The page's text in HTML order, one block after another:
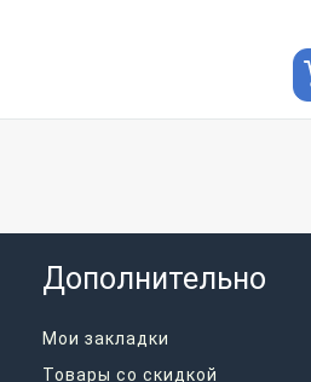
Дополнительно
Мои закладки
Товары со скидкой